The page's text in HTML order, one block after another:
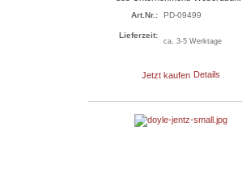
Art.Nr.: PD-09499
Lieferzeit:
ca. 3-5 Werktage
Jetzt kaufen Details